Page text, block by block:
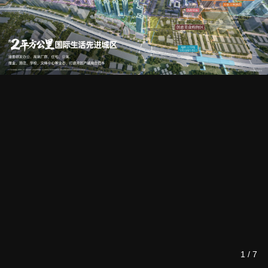
1 /7